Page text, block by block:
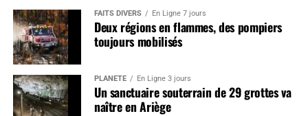
FAITS DIVERS En Ligne 7 jours
Deux régions en flammes, des pompiers
toujours mobilisés
PLANÈTE En Ligne 3 jours
Un sanctuaire souterrain de 29 grottes va
naître en Ariège